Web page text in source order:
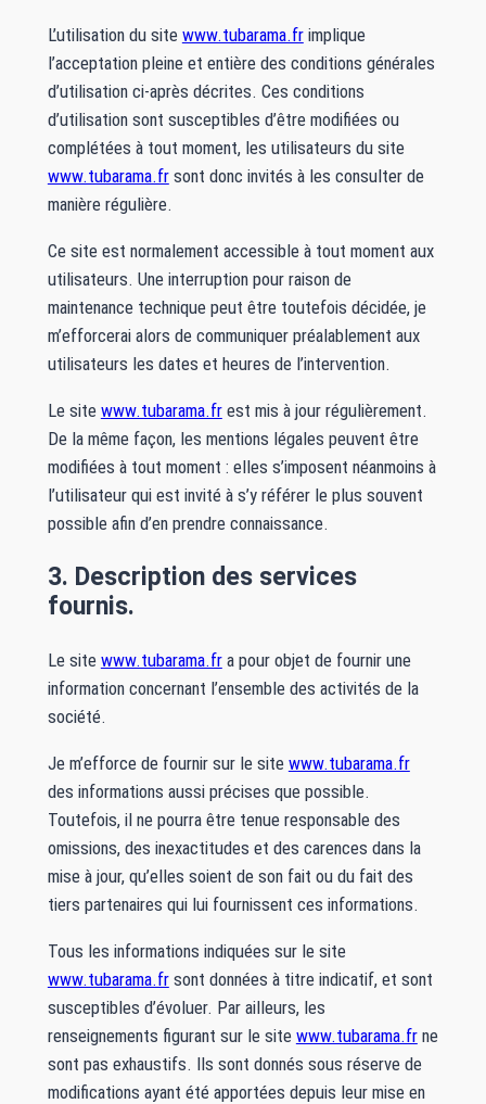
L’utilisation du site www.tubarama.frimplique
l’acceptation pleine et entière des conditions générales
d’utilisation ci-après décrites. Ces conditions
d’utilisation sont susceptibles d’être modifiées ou
complétées à tout moment, les utilisateurs du site
www.tubarama.frsont donc invités à les consulter de
manière régulière.
Ce site est normalement accessible à tout moment aux
utilisateurs. Une interruption pour raison de
maintenance technique peut être toutefois décidée, je
m’efforcerai alors de communiquer préalablement aux
utilisateurs les dates et heures de l’intervention.
Le site www.tubarama.frest mis à jour régulièrement.
De la même façon, les mentions légales peuvent être
modifiées à tout moment : elles s’imposent néanmoins à
l’utilisateur qui est invité à s’y référer le plus souvent
possible afin d’en prendre connaissance.
3. Description des services
fournis.
Le site www.tubarama.fra pour objet de fournir une
information concernant l’ensemble des activités de la
société.
Je m’efforce de fournir sur le site www.tubarama.fr
des informations aussi précises que possible.
Toutefois, il ne pourra être tenue responsable des
omissions, des inexactitudes et des carences dans la
mise à jour, qu’elles soient de son fait ou du fait des
tiers partenaires qui lui fournissent ces informations.
Tous les informations indiquées sur le site
www.tubarama.frsont données à titre indicatif, et sont
susceptibles d’évoluer. Par ailleurs, les
renseignements figurant sur le site www.tubarama.frne
sont pas exhaustifs. Ils sont donnés sous réserve de
modifications ayant été apportées depuis leur mise en